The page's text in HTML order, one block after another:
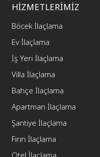
HİZMETLERİMİZ
Böcek İlaçlama
Ev İlaçlama
İş Yeri İlaçlama
Villa İlaçlama
Bahçe İlaçlama
Apartman İlaçlama
Şantiye İlaçlama
Fırın İlaçlama
Otel İlaçlama